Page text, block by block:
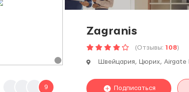
9
Zagranis
(Отзывы: 108)
Швейцария, Цюрих, Airgate
Подписаться